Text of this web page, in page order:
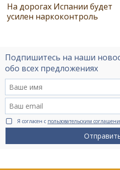
На дорогах Испании будет
усилен наркоконтроль
Подпишитесь на наши
обо всех предложениях
Я согласен с пользовательским